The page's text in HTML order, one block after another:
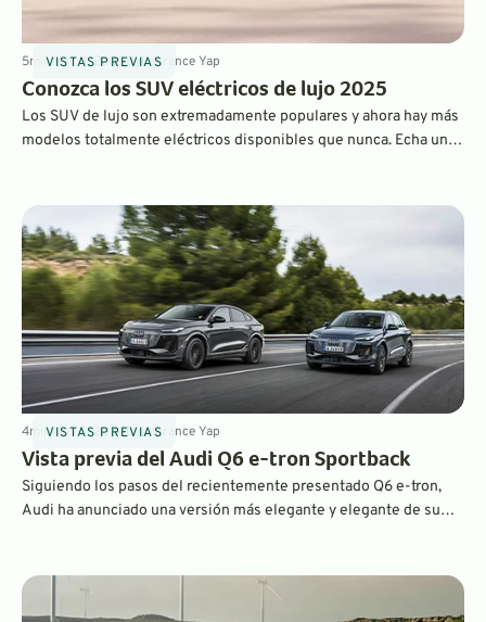
VISTAS PREVIAS
5minMar 11, 2025ByLaurance Yap
Conozca los SUV eléctricos de lujo 2025
Los SUV de lujo son extremadamente populares y ahora hay más
modelos totalmente eléctricos disponibles que nunca. Echa un
VISTAS PREVIAS
4minNov 5, 2024ByLaurance Yap
Vista previa del Audi Q6 e-tron Sportback
Siguiendo los pasos del recientemente presentado Q6 e-tron,
Audi ha anunciado una versión más elegante y elegante de su
mayor autonomía y eficiencia.